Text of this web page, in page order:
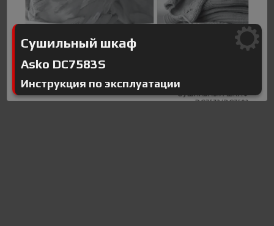
Сушильный шкаф
Asko DC7583S
Инструкция по эксплуатации